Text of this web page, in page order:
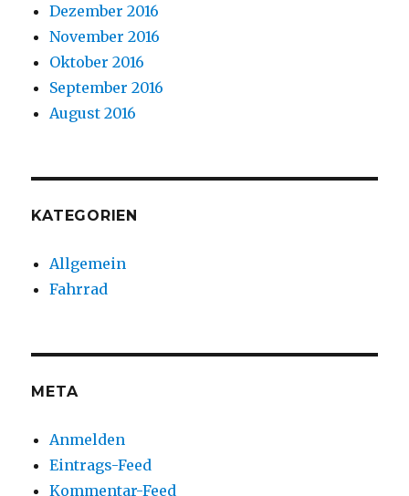
Dezember 2016
November 2016
Oktober 2016
September 2016
August 2016
KATEGORIEN
Allgemein
Fahrrad
META
Anmelden
Eintrags-Feed
Kommentar-Feed